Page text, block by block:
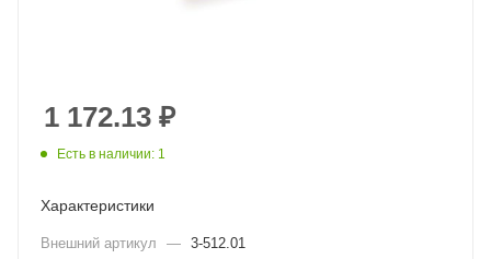
1 172.13 ₽
Есть в наличии: 1
Характеристики
Внешний артикул — 3-512.01